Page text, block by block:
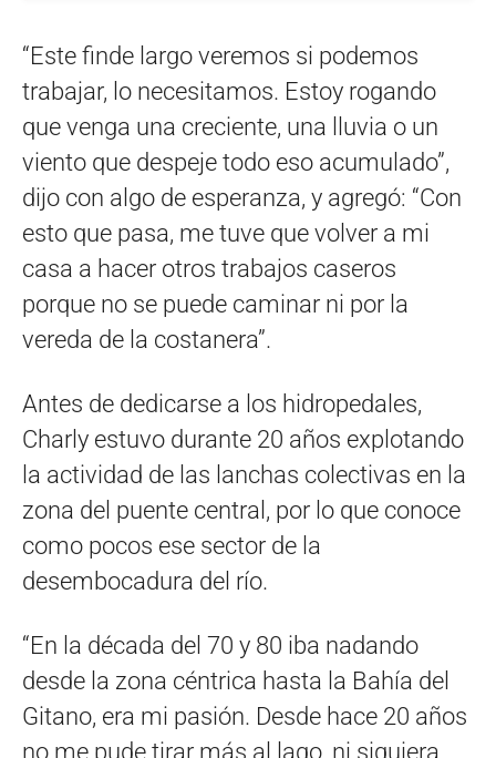
“Este finde largo veremos si podemos
trabajar, lo necesitamos. Estoy rogando
que venga una creciente, una lluvia o un
viento que despeje todo eso acumulado”,
dijo con algo de esperanza, y agregó: “Con
esto que pasa, me tuve que volver a mi
casa a hacer otros trabajos caseros
porque no se puede caminar ni por la
vereda de la costanera”.
Antes de dedicarse a los hidropedales,
Charly estuvo durante 20 años explotando
la actividad de las lanchas colectivas en la
zona del puente central, por lo que conoce
como pocos ese sector de la
desembocadura del río.
“En la década del 70 y 80 iba nadando
desde la zona céntrica hasta la Bahía del
Gitano, era mi pasión. Desde hace 20 años
no me pude tirar más al lago, ni siquiera